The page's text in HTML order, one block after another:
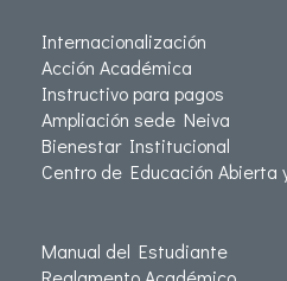
Internacionalización
Acción Académica
Instructivo para pagos
Ampliación sede Neiva
Bienestar Institucional
Centro de Educación
Manual del Estudiante